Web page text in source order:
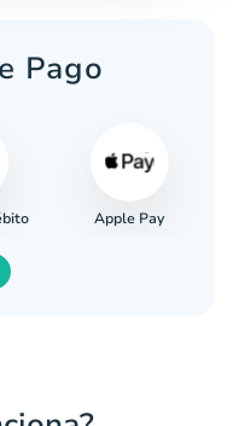
Pago
Apple Pay